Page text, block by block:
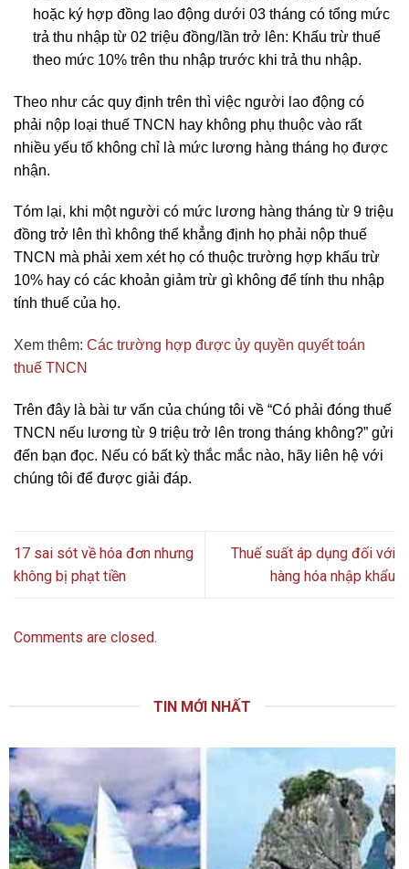
hoặc ký hợp đồng lao động dưới 03 tháng có tổng mức
trả thu nhập từ 02 triệu đồng/lần trở lên: Khấu trừ thuế
theo mức 10% trên thu nhập trước khi trả thu nhập.
Theo như các quy định trên thì việc người lao động có
phải nộp loại thuế TNCN hay không phụ thuộc vào rất
nhiều yếu tố không chỉ là mức lương hàng tháng họ được
nhận.
Tóm lại, khi một người có mức lương hàng tháng từ 9 triệu
đồng trở lên thì không thể khẳng định họ phải nộp thuế
TNCN mà phải xem xét họ có thuộc trường hợp khấu trừ
10% hay có các khoản giảm trừ gì không để tính thu nhập
tính thuế của họ.
Xem thêm: Các trường hợp được ủy quyền quyết toán
thuế TNCN
Trên đây là bài tư vấn của chúng tôi về “Có phải đóng thuế
TNCN nếu lương từ 9 triệu trở lên trong tháng không?” gửi
đến bạn đọc. Nếu có bất kỳ thắc mắc nào, hãy liên hệ với
chúng tôi để được giải đáp.
17 sai sót về hóa đơn nhưng
không bị phạt tiền
Thuế suất áp dụng đối với
hàng hóa nhập khẩu
Comments are closed.
TIN MỚI NHẤT